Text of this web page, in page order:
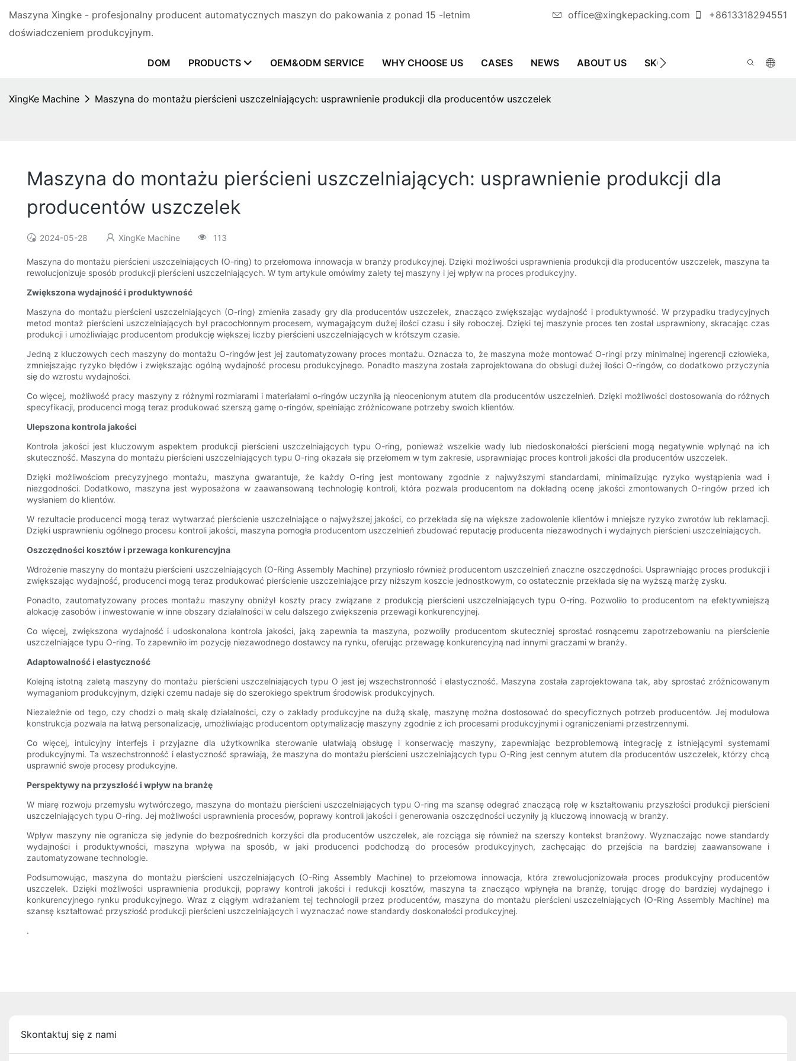
Maszyna Xingke - profesjonalny producent automatycznych maszyn do pakowania z ponad 15 -letnim
doświadczeniem produkcyjnym.
office@xingkepacking.com +8613318294551
DOM PRODUCTS OEM&ODM SERVICE WHY CHOOSE US CASES NEWS ABOUT US SKONTAKTUJ SIĘ Z NAMI
XingKe Machine Maszyna do montażu pierścieni uszczelniających: usprawnienie produkcji dla producentów uszczelek
Maszyna do montażu pierścieni uszczelniających: usprawnienie produkcji dla
producentów uszczelek
2024-05-28 XingKe Machine 113
Maszyna do montażu pierścieni uszczelniających (O-ring) to przełomowa innowacja w branży produkcyjnej. Dzięki możliwości usprawnienia produkcji dla producentów uszczelek, maszyna ta
rewolucjonizuje sposób produkcji pierścieni uszczelniających. W tym artykule omówimy zalety tej maszyny i jej wpływ na proces produkcyjny.
Zwiększona wydajność i produktywność
Maszyna do montażu pierścieni uszczelniających (O-ring) zmieniła zasady gry dla producentów uszczelek, znacząco zwiększając wydajność i produktywność. W przypadku tradycyjnych
metod montaż pierścieni uszczelniających był pracochłonnym procesem, wymagającym dużej ilości czasu i siły roboczej. Dzięki tej maszynie proces ten został usprawniony, skracając czas
produkcji i umożliwiając producentom produkcję większej liczby pierścieni uszczelniających w krótszym czasie.
Jedną z kluczowych cech maszyny do montażu O-ringów jest jej zautomatyzowany proces montażu. Oznacza to, że maszyna może montować O-ringi przy minimalnej ingerencji człowieka,
zmniejszając ryzyko błędów i zwiększając ogólną wydajność procesu produkcyjnego. Ponadto maszyna została zaprojektowana do obsługi dużej ilości O-ringów, co dodatkowo przyczynia
się do wzrostu wydajności.
Co więcej, możliwość pracy maszyny z różnymi rozmiarami i materiałami o-ringów uczyniła ją nieocenionym atutem dla producentów uszczelnień. Dzięki możliwości dostosowania do różnych
specyfikacji, producenci mogą teraz produkować szerszą gamę o-ringów, spełniając zróżnicowane potrzeby swoich klientów.
Ulepszona kontrola jakości
Kontrola jakości jest kluczowym aspektem produkcji pierścieni uszczelniających typu O-ring, ponieważ wszelkie wady lub niedoskonałości pierścieni mogą negatywnie wpłynąć na ich
skuteczność. Maszyna do montażu pierścieni uszczelniających typu O-ring okazała się przełomem w tym zakresie, usprawniając proces kontroli jakości dla producentów uszczelek.
Dzięki możliwościom precyzyjnego montażu, maszyna gwarantuje, że każdy O-ring jest montowany zgodnie z najwyższymi standardami, minimalizując ryzyko wystąpienia wad i
niezgodności. Dodatkowo, maszyna jest wyposażona w zaawansowaną technologię kontroli, która pozwala producentom na dokładną ocenę jakości zmontowanych O-ringów przed ich
wysłaniem do klientów.
W rezultacie producenci mogą teraz wytwarzać pierścienie uszczelniające o najwyższej jakości, co przekłada się na większe zadowolenie klientów i mniejsze ryzyko zwrotów lub reklamacji.
Dzięki usprawnieniu ogólnego procesu kontroli jakości, maszyna pomogła producentom uszczelnień zbudować reputację producenta niezawodnych i wydajnych pierścieni uszczelniających.
Oszczędności kosztów i przewaga konkurencyjna
Wdrożenie maszyny do montażu pierścieni uszczelniających (O-Ring Assembly Machine) przyniosło również producentom uszczelnień znaczne oszczędności. Usprawniając proces produkcji i
zwiększając wydajność, producenci mogą teraz produkować pierścienie uszczelniające przy niższym koszcie jednostkowym, co ostatecznie przekłada się na wyższą marżę zysku.
Ponadto, zautomatyzowany proces montażu maszyny obniżył koszty pracy związane z produkcją pierścieni uszczelniających typu O-ring. Pozwoliło to producentom na efektywniejszą
alokację zasobów i inwestowanie w inne obszary działalności w celu dalszego zwiększenia przewagi konkurencyjnej.
Co więcej, zwiększona wydajność i udoskonalona kontrola jakości, jaką zapewnia ta maszyna, pozwoliły producentom skuteczniej sprostać rosnącemu zapotrzebowaniu na pierścienie
uszczelniające typu O-ring. To zapewniło im pozycję niezawodnego dostawcy na rynku, oferując przewagę konkurencyjną nad innymi graczami w branży.
Adaptowalność i elastyczność
Kolejną istotną zaletą maszyny do montażu pierścieni uszczelniających typu O jest jej wszechstronność i elastyczność. Maszyna została zaprojektowana tak, aby sprostać zróżnicowanym
wymaganiom produkcyjnym, dzięki czemu nadaje się do szerokiego spektrum środowisk produkcyjnych.
Niezależnie od tego, czy chodzi o małą skalę działalności, czy o zakłady produkcyjne na dużą skalę, maszynę można dostosować do specyficznych potrzeb producentów. Jej modułowa
konstrukcja pozwala na łatwą personalizację, umożliwiając producentom optymalizację maszyny zgodnie z ich procesami produkcyjnymi i ograniczeniami przestrzennymi.
Co więcej, intuicyjny interfejs i przyjazne dla użytkownika sterowanie ułatwiają obsługę i konserwację maszyny, zapewniając bezproblemową integrację z istniejącymi systemami
produkcyjnymi. Ta wszechstronność i elastyczność sprawiają, że maszyna do montażu pierścieni uszczelniających typu O-Ring jest cennym atutem dla producentów uszczelek, którzy chcą
usprawnić swoje procesy produkcyjne.
Perspektywy na przyszłość i wpływ na branżę
W miarę rozwoju przemysłu wytwórczego, maszyna do montażu pierścieni uszczelniających typu O-ring ma szansę odegrać znaczącą rolę w kształtowaniu przyszłości produkcji pierścieni
uszczelniających typu O-ring. Jej możliwości usprawnienia procesów, poprawy kontroli jakości i generowania oszczędności uczyniły ją kluczową innowacją w branży.
Wpływ maszyny nie ogranicza się jedynie do bezpośrednich korzyści dla producentów uszczelek, ale rozciąga się również na szerszy kontekst branżowy. Wyznaczając nowe standardy
wydajności i produktywności, maszyna wpływa na sposób, w jaki producenci podchodzą do procesów produkcyjnych, zachęcając do przejścia na bardziej zaawansowane i
zautomatyzowane technologie.
Podsumowując, maszyna do montażu pierścieni uszczelniających (O-Ring Assembly Machine) to przełomowa innowacja, która zrewolucjonizowała proces produkcyjny producentów
uszczelek. Dzięki możliwości usprawnienia produkcji, poprawy kontroli jakości i redukcji kosztów, maszyna ta znacząco wpłynęła na branżę, torując drogę do bardziej wydajnego i
konkurencyjnego rynku produkcyjnego. Wraz z ciągłym wdrażaniem tej technologii przez producentów, maszyna do montażu pierścieni uszczelniających (O-Ring Assembly Machine) ma
szansę kształtować przyszłość produkcji pierścieni uszczelniających i wyznaczać nowe standardy doskonałości produkcyjnej.
.
Skontaktuj się z nami